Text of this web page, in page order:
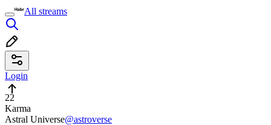
All streams
Login
22
Karma
Astral Universe@astroverse